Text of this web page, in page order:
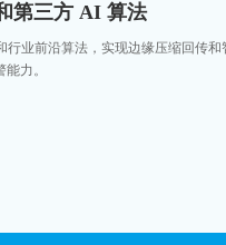
第三方 AI 算法
行业前沿算法，实现边缘压缩回传
力。